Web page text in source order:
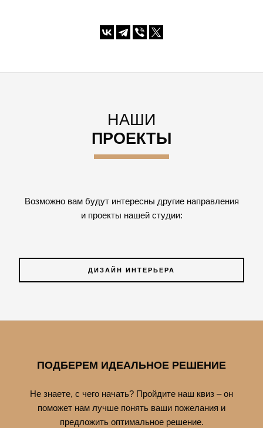
НАШИ
ПРОЕКТЫ
Возможно вам будут интересны другие направления
и проекты нашей студии:
ДИЗАЙН ИНТЕРЬЕРА
ПОДБЕРЕМ ИДЕАЛЬНОЕ РЕШЕНИЕ
Не знаете, с чего начать? Пройдите наш квиз – он
поможет нам лучше понять ваши пожелания и
предложить оптимальное решение.